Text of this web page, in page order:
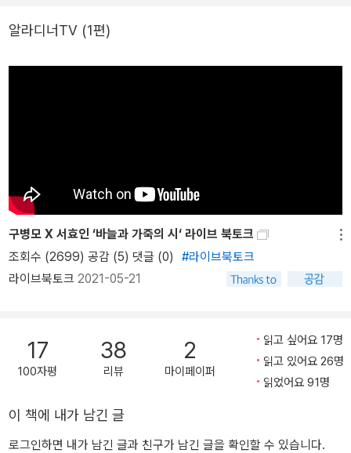
알라디너TV (1편)
구병모 X 서효인 ‘바늘과 가죽의 시‘ 라이브 북토크
조회수 (2699) 공감 (5) 댓글 (0)
#라이브북토크
라이브북토크 2021-05-21
17
100자평
38
리뷰
2
마이페이퍼
읽고 싶어요 17명
읽고 있어요 26명
읽었어요 91명
이 책에 내가 남긴 글
로그인하면 내가 남긴 글과 친구가 남긴 글을 확인할 수 있습니다.